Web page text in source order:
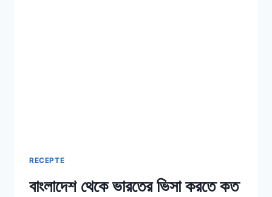
RECEPTE
বাংলাদেশ থেকে ভারতের ভিসা করতে কত